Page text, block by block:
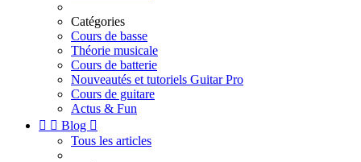
Catégories
Cours de basse
Théorie musicale
Cours de batterie
Nouveautés et tutoriels Guitar Pro
Cours de guitare
Actus & Fun
  Blog 
Tous les articles